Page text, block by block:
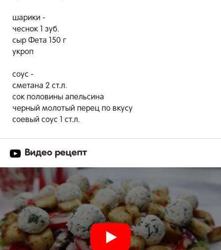
шарики -
чеснок 1 зуб.
сыр Фета 150 г
укроп
соус -
сметана 2 ст.л.
сок половины апельсина
черный молотый перец по вкусу
соевый соус 1 ст.л.
Видео рецепт